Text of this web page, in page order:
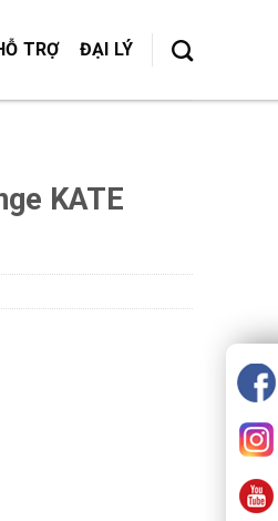
TRỢ ĐẠI LÝ
KATE